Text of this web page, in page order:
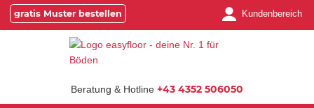
gratis Muster bestellen Kundenbereich
Beratung & Hotline +43 4352 506050